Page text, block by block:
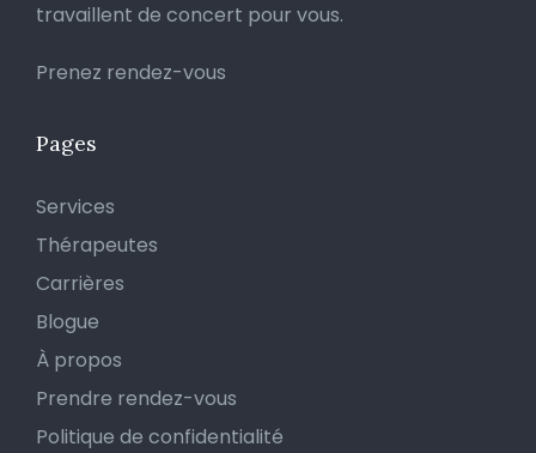
travaillent de concert pour vous.
Prenez rendez-vous
Pages
Services
Thérapeutes
Carrières
Blogue
À propos
Prendre rendez-vous
Politique de confidentialité